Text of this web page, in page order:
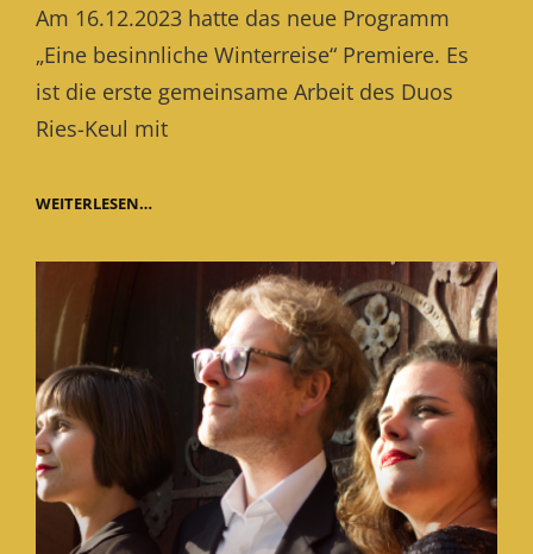
Am 16.12.2023 hatte das neue Programm
„Eine besinnliche Winterreise“ Premiere. Es
ist die erste gemeinsame Arbeit des Duos
Ries-Keul mit
WEITERLESEN…WINTERPROGRAMM